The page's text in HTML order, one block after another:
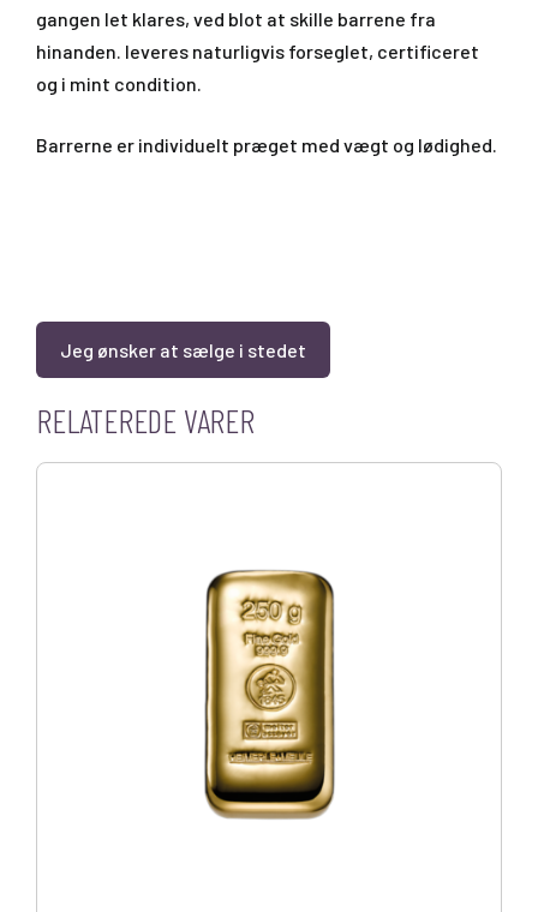
gangen let klares, ved blot at skille barrene fra
hinanden. leveres naturligvis forseglet, certificeret
og i mint condition.
Barrerne er individuelt præget med vægt og lødighed.
Jeg ønsker at sælge i stedet
RELATEREDE VARER